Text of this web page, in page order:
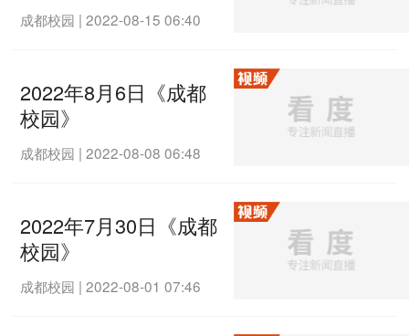
成都校园 |2022-08-15 06:40
2022年8月6日《成都
校园》
成都校园 |2022-08-08 06:48
2022年7月30日《成都
校园》
成都校园 |2022-08-01 07:46